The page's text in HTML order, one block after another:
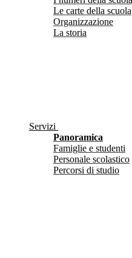
Le carte della scuola
Organizzazione
La storia
Servizi
Panoramica
Famiglie e studenti
Personale scolastico
Percorsi di studio